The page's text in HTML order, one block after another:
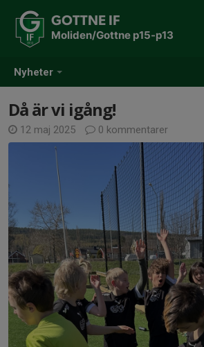
Nyheter
GOTTNE IF
Moliden/Gottne p15-p13
Då är vi igång!
12 maj 2025 0 kommentarer